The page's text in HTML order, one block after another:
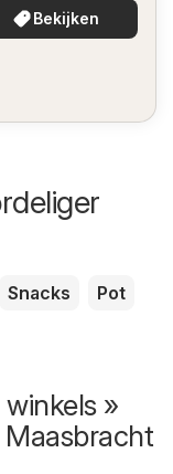
Bekijken
Snacks
Pot
»